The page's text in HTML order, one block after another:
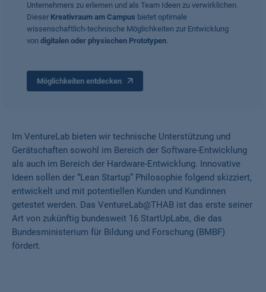
Unternehmers zu erlernen und als Team Ideen zu verwirklichen.
Dieser Kreativraum am Campus bietet optimale
wissenschaftlich-technische Möglichkeiten zur Entwicklung
von digitalen oder physischen Prototypen.
Möglichkeiten entdecken
Im VentureLab bieten wir technische Unterstützung und
Gerätschaften sowohl im Bereich der Software-Entwicklung
als auch im Bereich der Hardware-Entwicklung. Innovative
Ideen sollen der “Lean Startup” Philosophie folgend skizziert,
entwickelt und mit potentiellen Kunden und Kundinnen
getestet werden. Das VentureLab@THAB ist das erste seiner
Art von zukünftig bundesweit 16 StartUpLabs, die das
Bundesministerium für Bildung und Forschung (BMBF)
fördert.